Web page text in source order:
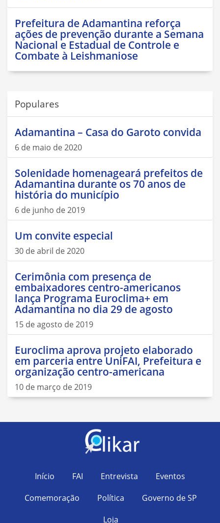
Prefeitura de Adamantina reforça
ações de prevenção durante a Semana
Nacional e Estadual de Controle e
Combate à Leishmaniose
Populares
Adamantina – Casa do Garoto convida
6 de maio de 2020
Solenidade homenageará prefeitos de
Adamantina durante os 70 anos de
história do município
6 de junho de 2019
Um convite especial
30 de abril de 2020
Cerimônia com presença de
embaixadores centro-americanos
lança Programa Euroclima+ em
Adamantina no dia 29 de agosto
15 de agosto de 2019
Euroclima aprova projeto elaborado
em parceria entre UniFAI, Prefeitura e
organização centro-americana
10 de março de 2019
Início FAI Entrevista
Eventos
Comemoração
Política
Governo de SP
Loja